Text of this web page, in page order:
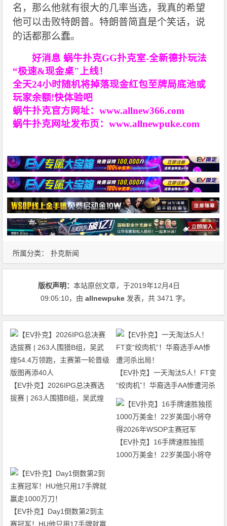
名，那么他就有很大的几率当选，我真的希望
他可以击败特朗普。特朗普简直是个笑话，说
的话都那么蠢。
好消息 蜗牛扑克GG扑克室-全新德扑玩法
“极速&现金桌"上线！
全天24小时随机将掉落现金红包至牌局底池或
玩家余额!快体验吧
蜗牛扑克官方网址：www.allnew366.com
蜗牛扑克网址发布页：www.allnewpuke.com
所属分类： 扑克新闻
版权声明：本站原创文章，于2019年12月4日
09:05:10，由allnewpuke 发表，共 3471 字。
【EV扑克】2026IPG总决赛选
拔赛 | 263人围猎B组，吴武煌
【EV扑克】一天淘汰5人！FT变
“绞肉机”！华裔选手AA惨遭河杀
出局！
【EV扑克】16手牌速胜独揽
1000万美金！22岁美国小将夺
【EV扑克】Day1倒数第2到主
赛冠军！HU他只用17手牌就赢